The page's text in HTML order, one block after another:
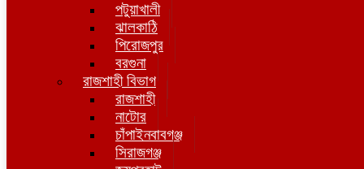
পটুয়াখালী
ঝালকাঠি
পিরোজপুর
বরগুনা
রাজশাহী বিভাগ
রাজশাহী
নাটোর
চাঁপাইনবাবগঞ্জ
সিরাজগঞ্জ